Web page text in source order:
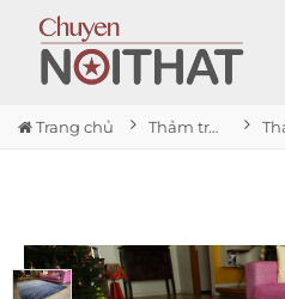
Trang chủ Thảm trải sàn cao cấp